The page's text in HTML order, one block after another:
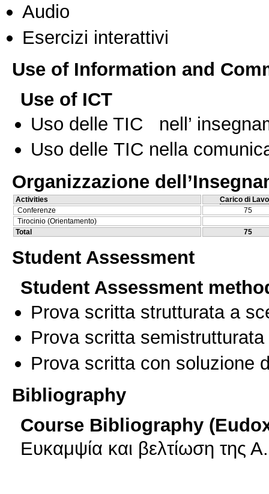
Audio
Esercizi interattivi
Use of Information and
Use of ICT
Uso delle TIC nell’
Uso delle TIC nella
Organizzazione
Activities
Carico di
Conferenze
75
Tirocinio (Orientamento)
Total
75
Student Assessment
Student Assessment
Prova scritta strutturata a
Prova scritta
Prova scritta con soluzione
Bibliography
Course Bibliography
Ευκαμψία και βελτίωση της